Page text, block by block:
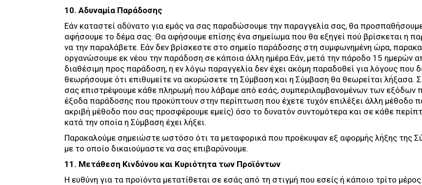
10. Αδυναμία Παράδοσης
Εάν καταστεί αδύνατο για εμάς να σας παραδώσουμε την παραγγελία σας, θα
αφήσουμε το δέμα σας. Θα αφήσουμε επίσης ένα σημείωμα που θα εξηγεί πού βρίσκεται η
να την παραλάβετε. Εάν δεν βρίσκεστε στο σημείο παράδοσης στη συμφωνημένη ώρα,
οργανώσουμε εκ νέου την παράδοση σε κάποια άλλη ημέρα.Εάν, μετά την πάροδο 15 ημερών
διαθέσιμη προς παράδοση, η εν λόγω παραγγελία δεν έχει ακόμη παραδοθεί για λόγους που
θεωρήσουμε ότι επιθυμείτε να ακυρώσετε τη Σύμβαση και η Σύμβαση θα θεωρείται λήξασα.
σας επιστρέψουμε κάθε πληρωμή που λάβαμε από εσάς, συμπεριλαμβανομένων των εξόδων
έξοδα παράδοσης που προκύπτουν στην περίπτωση που έχετε τυχόν επιλέξει άλλη μέθοδο
ακριβή μέθοδο που σας προσφέρουμε εμείς) όσο το δυνατόν συντομότερα και σε κάθε
κατά την οποία η Σύμβαση έχει λήξει.
Παρακαλούμε σημειώστε ωστόσο ότι τα μεταφορικά που προέκυψαν εξ αφορμής λήξης της
με το οποίο δικαιούμαστε να σας επιβαρύνουμε.
11. Μετάθεση Κινδύνου και Κυριότητα των Προϊόντων
Η ευθύνη για τα προϊόντα μετατίθεται σε εσάς από τη στιγμή που εσείς ή κάποιο τρίτο